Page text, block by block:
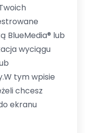
BlueMedia® lub
wyciągu
tym wpisie
chcesz
ekranu